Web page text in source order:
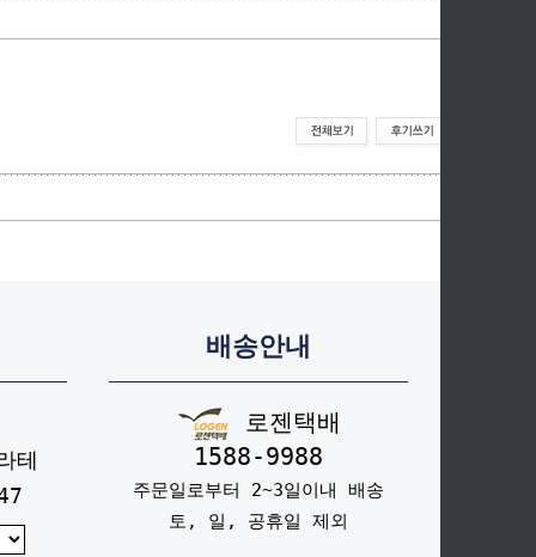
테
배송안내
로젠택배
1588-9988
주문일로부터 2~3일이내 배송
토, 일, 공휴일 제외